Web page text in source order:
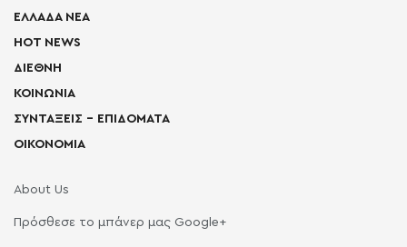
ΕΛΛΑΔΑ ΝΕΑ
HOT NEWS
ΔΙΕΘΝΗ
ΚΟΙΝΩΝΙΑ
ΣΥΝΤΑΞΕΙΣ – ΕΠΙΔΟΜΑΤΑ
ΟΙΚΟΝΟΜΙΑ
About Us
Πρόσθεσε το μπάνερ μας Google+